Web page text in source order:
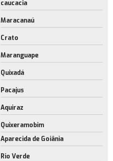
caucacia
Maracanaú
Crato
Maranguape
Quixadá
Pacajus
Aquiraz
Quixeramobim
Aparecida de Goiânia
Rio Verde